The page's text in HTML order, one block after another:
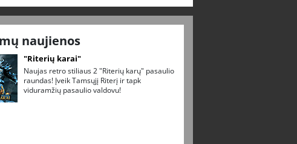
naujienos
"Riterių karai"
Naujas retro stiliaus 2 "Riterių karų" pasaulio
raundas! Įveik Tamsųjį Riterį ir tapk
viduramžių pasaulio valdovu!